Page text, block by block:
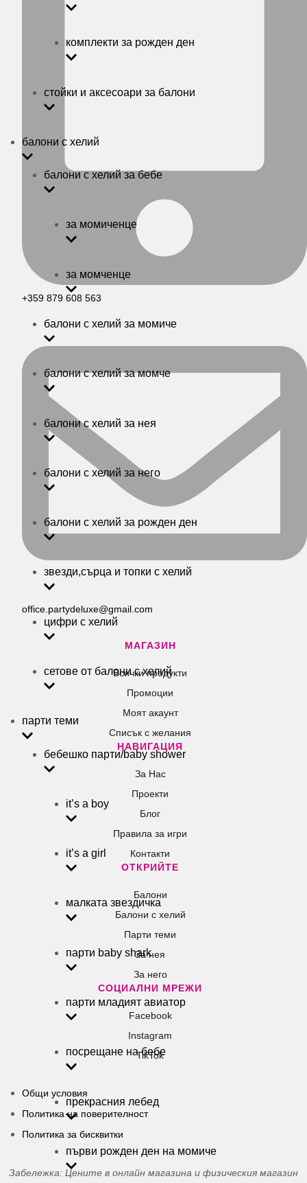
комплекти за рожден ден
стойки и аксесоари за балони
балони с хелий
балони с хелий за бебе
за момиченце
за момченце
балони с хелий за момиче
балони с хелий за момче
балони с хелий за нея
балони с хелий за него
балони с хелий за рожден ден
звезди,сърца и топки с хелий
цифри с хелий
сетове от балони с хелий
парти теми
бебешко парти/baby shower
it’s a boy
it’s a girl
малката звездичка
парти baby shark
парти младият авиатор
посрещане на бебе
прекрасния лебед
първи рожден ден на момиче
+359 879 608 563
office.partydeluxe@gmail.com
МАГАЗИН
Всички продукти
Промоции
Моят акаунт
Списък с желания
НАВИГАЦИЯ
За Нас
Проекти
Блог
Правила за игри
Контакти
ОТКРИЙТЕ
Балони
Балони c хелий
Парти теми
За нея
За него
СОЦИАЛНИ МРЕЖИ
Facebook
Instagram
TikTok
Общи условия
Политика на поверителност
Политика за бисквитки
Забележка: Цените в онлайн магазина и физическия магазин